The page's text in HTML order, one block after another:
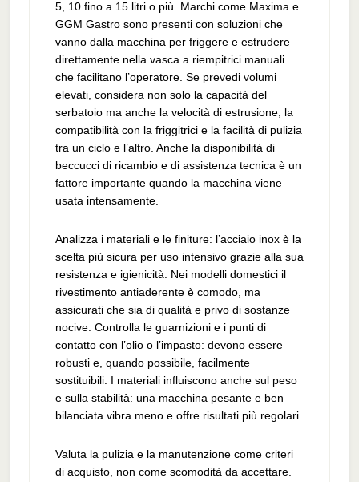
5, 10 fino a 15 litri o più. Marchi come Maxima e
GGM Gastro sono presenti con soluzioni che
vanno dalla macchina per friggere e estrudere
direttamente nella vasca a riempitrici manuali
che facilitano l’operatore. Se prevedi volumi
elevati, considera non solo la capacità del
serbatoio ma anche la velocità di estrusione, la
compatibilità con la friggitrici e la facilità di pulizia
tra un ciclo e l’altro. Anche la disponibilità di
beccucci di ricambio e di assistenza tecnica è un
fattore importante quando la macchina viene
usata intensamente.
Analizza i materiali e le finiture: l’acciaio inox è la
scelta più sicura per uso intensivo grazie alla sua
resistenza e igienicità. Nei modelli domestici il
rivestimento antiaderente è comodo, ma
assicurati che sia di qualità e privo di sostanze
nocive. Controlla le guarnizioni e i punti di
contatto con l’olio o l’impasto: devono essere
robusti e, quando possibile, facilmente
sostituibili. I materiali influiscono anche sul peso
e sulla stabilità: una macchina pesante e ben
bilanciata vibra meno e offre risultati più regolari.
Valuta la pulizia e la manutenzione come criteri
di acquisto, non come scomodità da accettare.